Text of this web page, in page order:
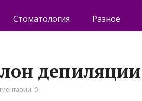
Стоматология Разное
депиляции
0